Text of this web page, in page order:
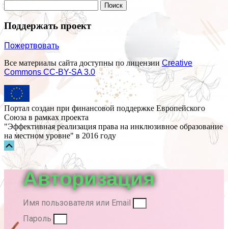
Поддержать проект
Пожертвовать
Все материалы сайта доступны по лицензии Creative
Commons СС-BY-SA 3.0
Портал создан при финансовой поддержке Европейского
Союза в рамках проекта
"Эффективная реализация права на инклюзивное образование
на местном уровне" в 2016 году
Прокрутка
вверх
Авторизация
Имя пользователя или Email
Пароль